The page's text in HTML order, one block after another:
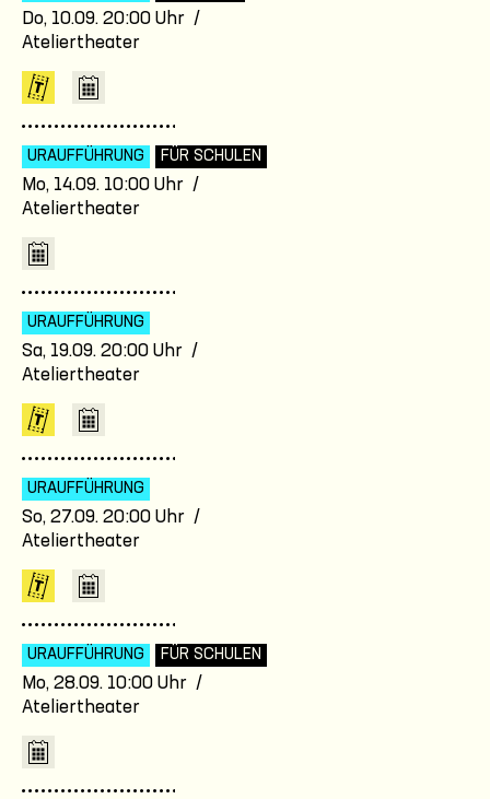
Do, 10.09. 20:00 Uhr /
Ateliertheater
URAUFFÜHRUNG FÜR SCHULEN
Mo, 14.09. 10:00 Uhr /
Ateliertheater
URAUFFÜHRUNG
Sa, 19.09. 20:00 Uhr /
Ateliertheater
URAUFFÜHRUNG
So, 27.09. 20:00 Uhr /
Ateliertheater
URAUFFÜHRUNG FÜR SCHULEN
Mo, 28.09. 10:00 Uhr /
Ateliertheater